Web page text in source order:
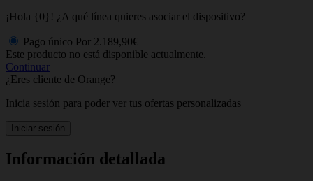
¡Hola {0}! ¿A qué línea quieres asociar el dispositivo?
Pago único Por 2.189,90€
Este producto no está disponible actualmente.
Continuar
¿Eres cliente de Orange?
Inicia sesión para poder ver tus ofertas personalizadas
Iniciar sesión
Información detallada